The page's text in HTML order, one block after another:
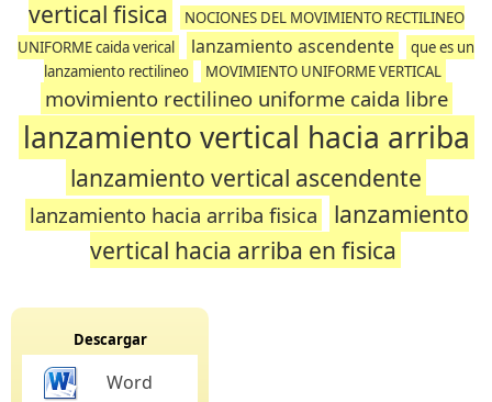
vertical fisica
NOCIONES DEL MOVIMIENTO RECTILINEO
UNIFORME caida verical
lanzamiento ascendente
que es un
lanzamiento rectilineo
MOVIMIENTO UNIFORME VERTICAL
movimiento rectilineo uniforme caida libre
lanzamiento vertical hacia arriba
lanzamiento vertical ascendente
lanzamiento hacia arriba fisica
lanzamiento
vertical hacia arriba en fisica
Descargar
Word